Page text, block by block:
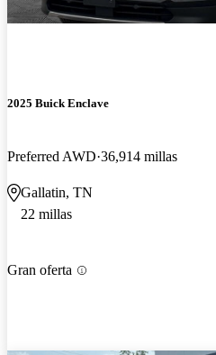
2025 Buick Enclave
Preferred AWD 36,914 millas
Gallatin, TN
22 millas
Gran oferta